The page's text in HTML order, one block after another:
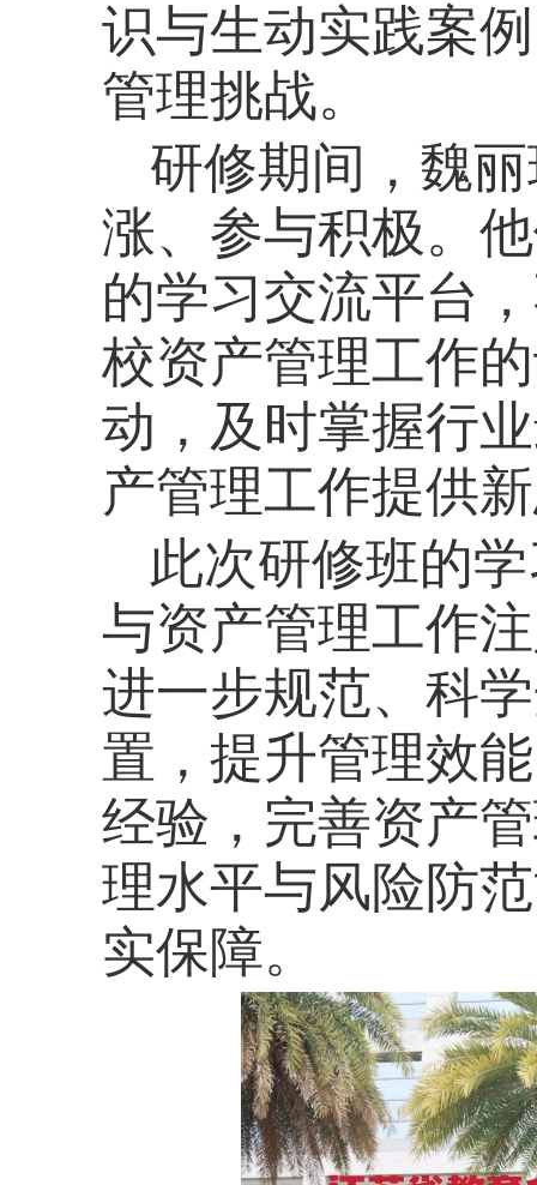
识与生动实践案
管理挑战。
研修期间，魏
涨、参与积极。
的学习交流平台
校资产管理工作
动，及时掌握行
产管理工作提供
此次研修班的
与资产管理工作
进一步规范、科
置，提升管理效
经验，完善资产
理水平与风险防
实保障。